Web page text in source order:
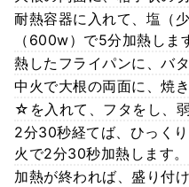
耐熱容器に入れて、塩（
（600w）で5分加熱しま
熱したフライパンに、バ
中火で大根の両面に、焼
☆を入れて、フタをし、
2分30秒経てば、ひっく
火で2分30秒加熱します。
加熱が終われば、盛り付